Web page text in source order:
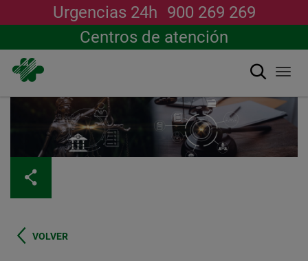
contenido
Urgencias 24h 900 269 269
Centros de atención
Buscar
VOLVER